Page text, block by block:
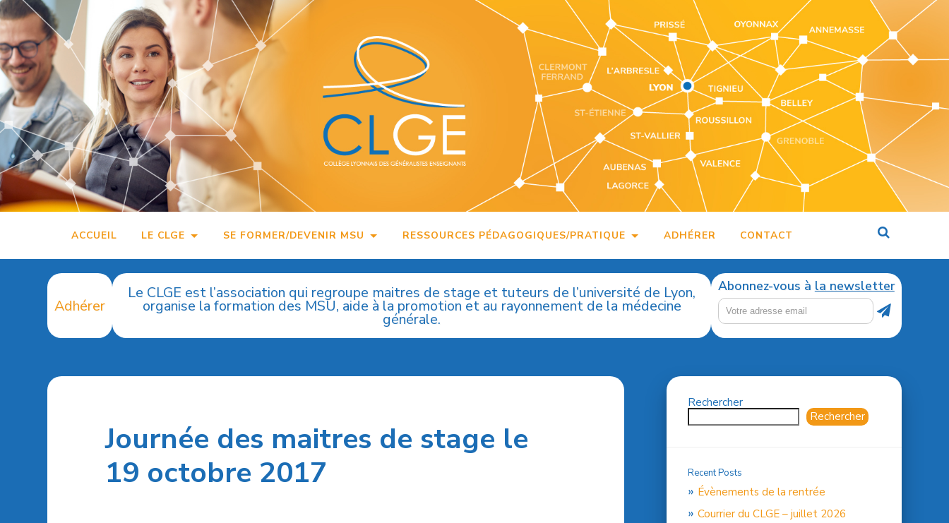
Accéder
au
contenu
principal
ACCUEIL LE CLGE SE FORMER/DEVENIR MSU RESSOURCES PÉDAGOGIQUES/PRATIQUE ADHÉRER CONTACT
Adhérer
Le CLGE est l’association qui regroupe maitres de stage et tuteurs de l’université de Lyon,
organise la formation des MSU, aide à la promotion et au rayonnement de la médecine
générale.
Abonnez-vous à la newsletter
Journée des maitres de stage le
19 octobre 2017
Rechercher
Rechercher
Recent Posts
Évènements de la rentrée
Courrier du CLGE – juillet 2026